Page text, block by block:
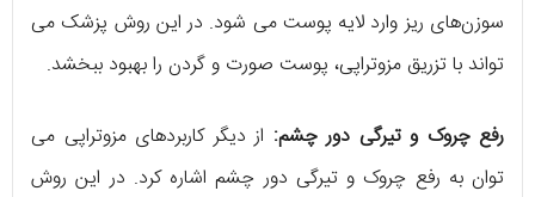
سوزن‌های ریز وارد لایه پوست می شود. در این روش پزشک می
تواند با تزریق مزوتراپی، پوست صورت و گردن را بهبود ببخشد.
رفع چروک و تیرگی دور چشم: از دیگر کاربردهای مزوتراپی می
توان به رفع چروک و تیرگی دور چشم اشاره کرد. در این روش